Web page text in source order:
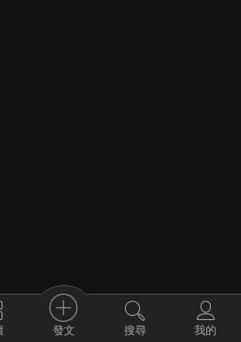
發文 搜尋 我的